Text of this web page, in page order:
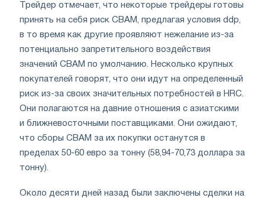
Трейдер отмечает, что некоторые трейдеры готовы
принять на себя риск CBAM, предлагая условия ddp,
в то время как другие проявляют нежелание из-за
потенциально запретительного воздействия
значений CBAM по умолчанию. Несколько крупных
покупателей говорят, что они идут на определенный
риск из-за своих значительных потребностей в HRC.
Они полагаются на давние отношения с азиатскими
и ближневосточными поставщиками. Они ожидают,
что сборы CBAM за их покупки останутся в
пределах 50-60 евро за тонну (58,94-70,73 доллара за
тонну).
Около десяти дней назад были заключены сделки на